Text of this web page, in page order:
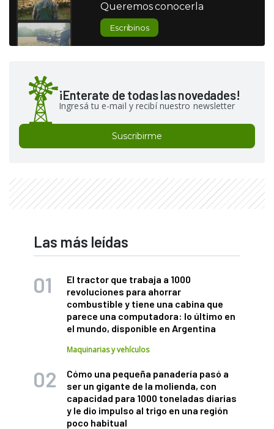
Queremos conocerla
Escribinos
¡Enterate de todas las novedades!
Ingresá tu e-mail y recibí nuestro newsletter
Suscribirme
Las más leídas
El tractor que trabaja a 1000
revoluciones para ahorrar
combustible y tiene una cabina que
parece una computadora: lo último en
el mundo, disponible en Argentina
Maquinarias y vehículos
Cómo una pequeña panadería pasó a
ser un gigante de la molienda, con
capacidad para 1000 toneladas diarias
y le dio impulso al trigo en una región
poco habitual